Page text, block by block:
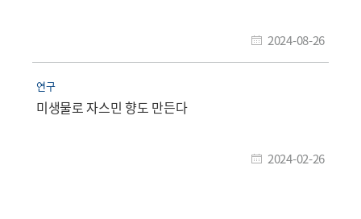
2024-08-26
연구
미생물로 자스민 향도 만든다
2024-02-26